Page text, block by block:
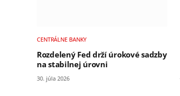
CENTRÁLNE BANKY
Rozdelený Fed drží úrokové sadzby
na stabilnej úrovni
30. júla 2026